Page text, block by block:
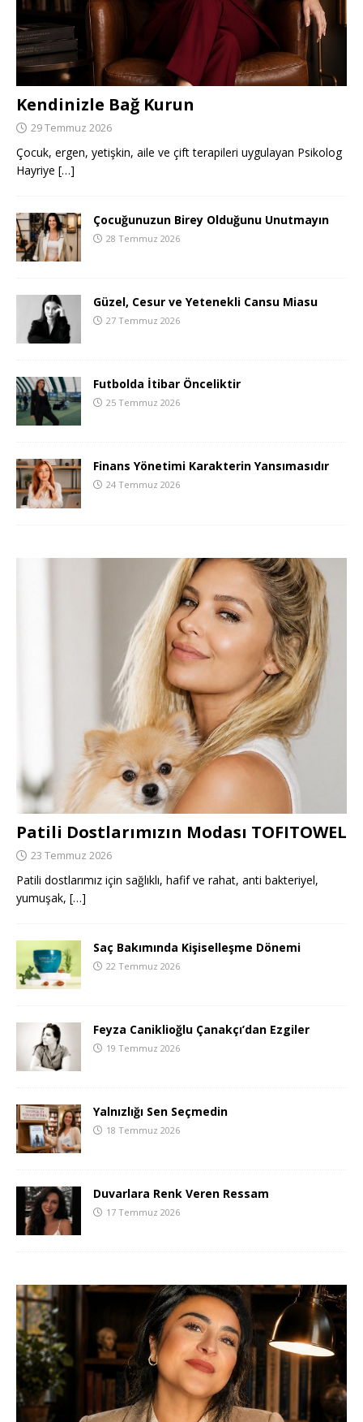
Kendinizle Bağ Kurun
29 Temmuz 2026
Çocuk, ergen, yetişkin, aile ve çift terapileri uygulayan Psikolog
Hayriye […]
Çocuğunuzun Birey Olduğunu Unutmayın
28 Temmuz 2026
Güzel, Cesur ve Yetenekli Cansu Miasu
27 Temmuz 2026
Futbolda İtibar Önceliktir
25 Temmuz 2026
Finans Yönetimi Karakterin Yansımasıdır
24 Temmuz 2026
Patili Dostlarımızın Modası TOFITOWEL
23 Temmuz 2026
Patili dostlarımız için sağlıklı, hafif ve rahat, anti bakteriyel,
yumuşak, […]
Saç Bakımında Kişiselleşme Dönemi
22 Temmuz 2026
Feyza Caniklioğlu Çanakçı’dan Ezgiler
19 Temmuz 2026
Yalnızlığı Sen Seçmedin
18 Temmuz 2026
Duvarlara Renk Veren Ressam
17 Temmuz 2026